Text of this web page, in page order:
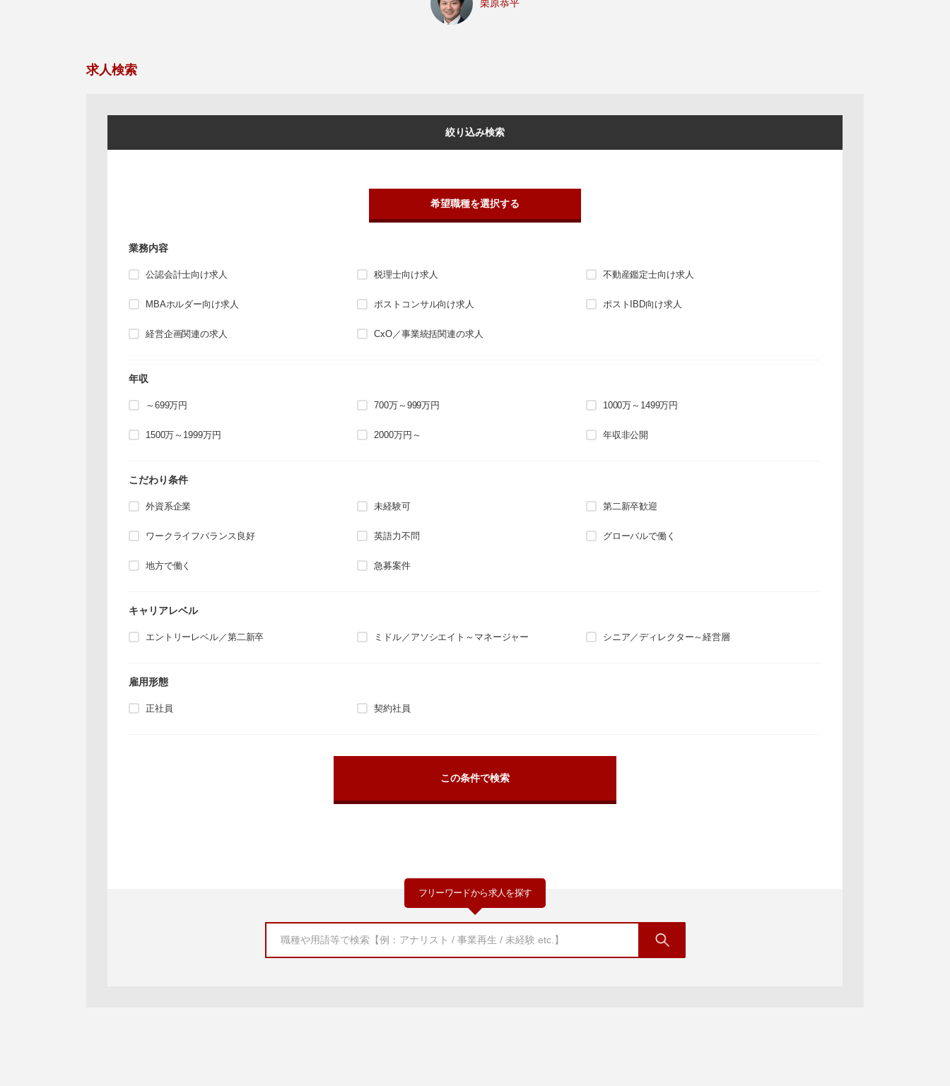
栗原恭平
求人検索
絞り込み検索
希望職種を選択する
業務内容
公認会計士向け求人 税理士向け求人 不動産鑑定士向け求人
MBAホルダー向け求人 ポストコンサル向け求人 ポストIBD向け求人
経営企画関連の求人 CxO／事業統括関連の求人
年収
～699万円 700万～999万円 1000万～1499万円
1500万～1999万円 2000万円～ 年収非公開
こだわり条件
外資系企業 未経験可 第二新卒歓迎
ワークライフバランス良好 英語力不問 グローバルで働く
地方で働く 急募案件
キャリアレベル
エントリーレベル／第二新卒 ミドル／アソシエイト～マネージャー シニア／ディレクター～経営層
雇用形態
正社員 契約社員
フリーワードから求人を探す